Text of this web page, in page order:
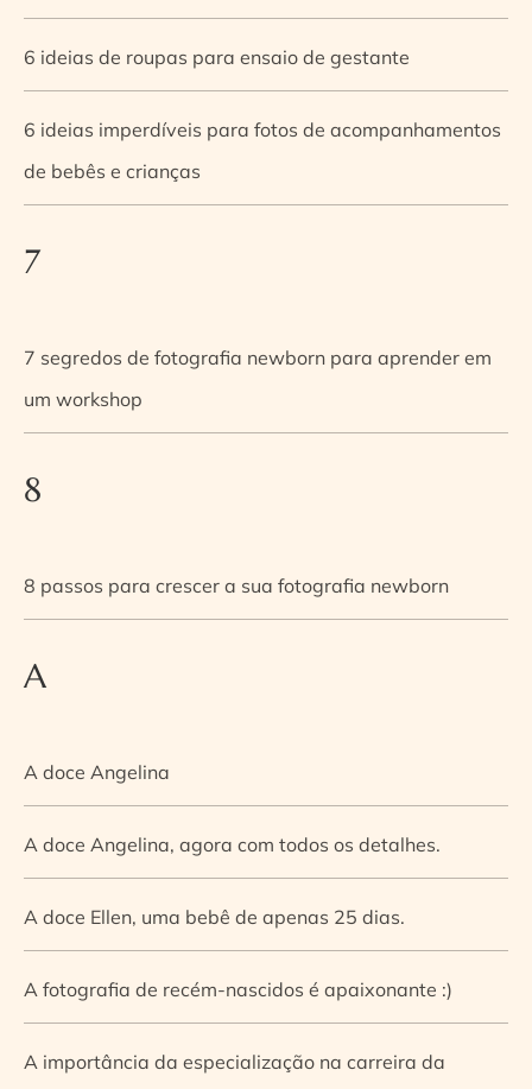
6 ideias de roupas para ensaio de gestante
6 ideias imperdíveis para fotos de acompanhamentos
de bebês e crianças
7
7 segredos de fotografia newborn para aprender em
um workshop
8
8 passos para crescer a sua fotografia newborn
A
A doce Angelina
A doce Angelina, agora com todos os detalhes.
A doce Ellen, uma bebê de apenas 25 dias.
A fotografia de recém-nascidos é apaixonante :)
A importância da especialização na carreira da